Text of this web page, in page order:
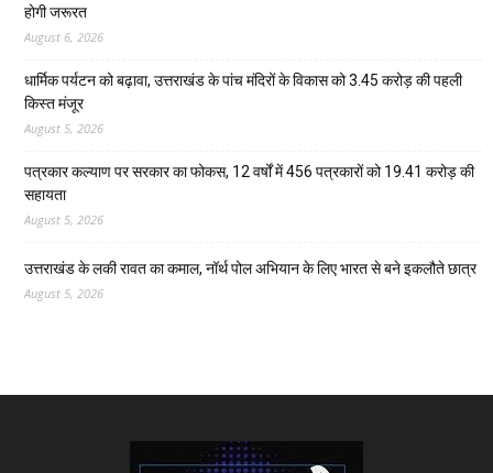
होगी जरूरत
August 6, 2026
धार्मिक पर्यटन को बढ़ावा, उत्तराखंड के पांच मंदिरों के विकास को 3.45 करोड़ की पहली
किस्त मंजूर
August 5, 2026
पत्रकार कल्याण पर सरकार का फोकस, 12 वर्षों में 456 पत्रकारों को 19.41 करोड़ की
सहायता
August 5, 2026
उत्तराखंड के लकी रावत का कमाल, नॉर्थ पोल अभियान के लिए भारत से बने इकलौते छात्र
August 5, 2026